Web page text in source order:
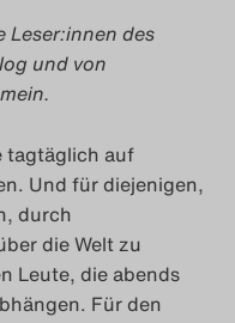
Blog
Blog
Blog
des
und von
tagtäglich auf
Und für diejenigen,
durch
die Welt zu
Leute, die abends
Für den